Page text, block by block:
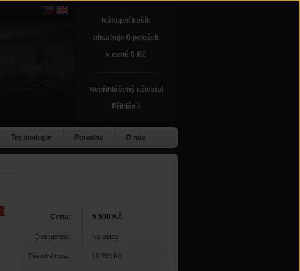
Nákupní košík
obsahuje 0 položek
v ceně 0 Kč
Nepřihlášený uživatel
Přihlásit
Technologie Poradna O nás
Cena: 5 500 Kč
Dostupnost: Na dotaz
Původní cena: 10 999 Kč